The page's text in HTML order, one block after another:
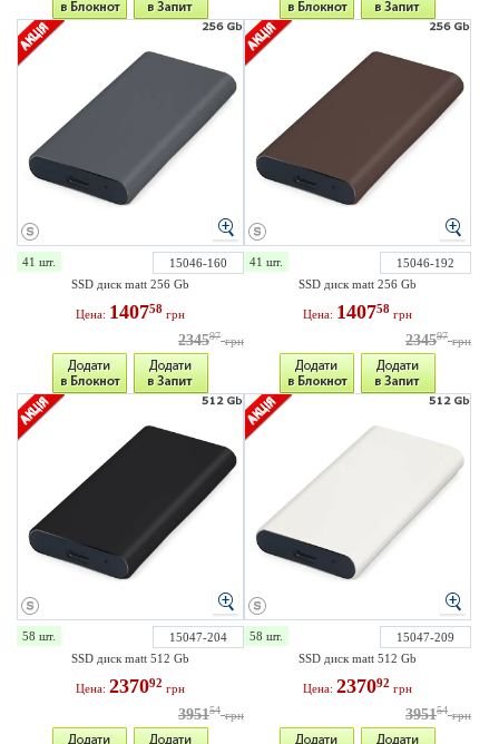
41 шт.
15046-160
SSD диск matt 256 Gb
Цена: 140758 грн
234597 грн
41 шт.
15046-192
SSD диск matt 256 Gb
Цена: 140758 грн
234597 грн
58 шт.
15047-204
SSD диск matt 512 Gb
Цена: 237092 грн
395154 грн
58 шт.
15047-209
SSD диск matt 512 Gb
Цена: 237092 грн
395154 грн